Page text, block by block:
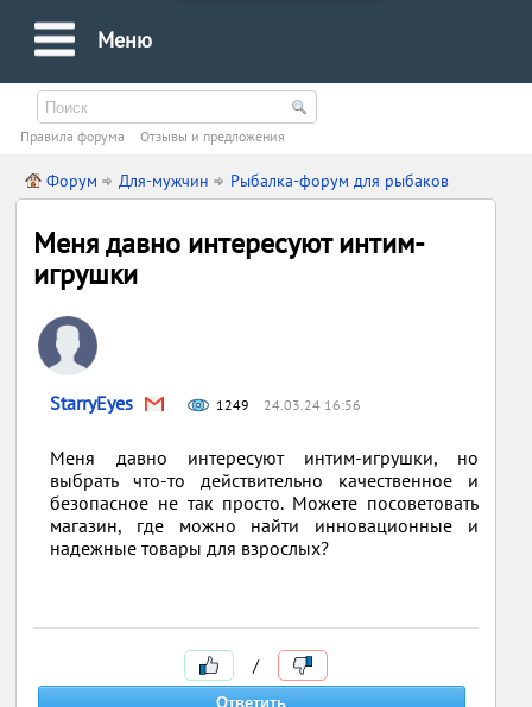
Меню
Правила форума Oтзывы и предложения
Форум Для-мужчин Рыбалка-форум для рыбаков
Меня давно интересуют интим-
игрушки
StarryEyes 1249 24.03.24 16:56
Меня давно интересуют интим-игрушки, но
выбрать что-то действительно качественное и
безопасное не так просто. Можете посоветовать
магазин, где можно найти инновационные и
надежные товары для взрослых?
/